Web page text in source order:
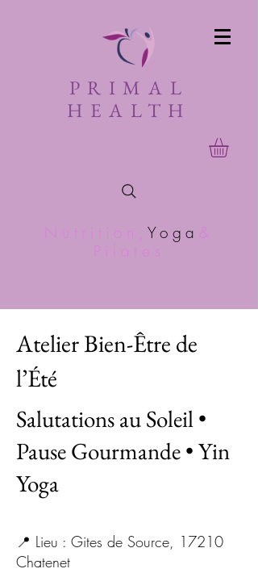
PRIMAL
HEALTH
Nutrition,Yoga &
Pilates
Atelier Bien-Être de
l’Été
Salutations au Soleil •
Pause Gourmande • Yin
Yoga
📍 Lieu : Gites de Source, 17210
Chatenet